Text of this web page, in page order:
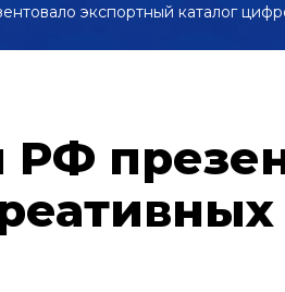
экспортный каталог